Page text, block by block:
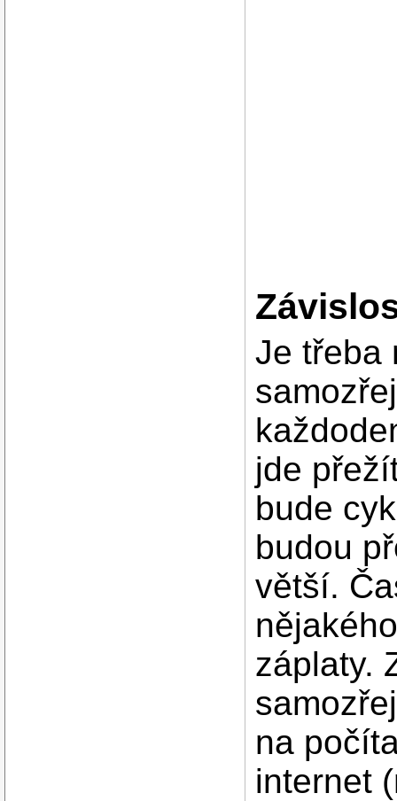
Je třeba
jde
bude
budou
větší.
záplaty.
na
internet